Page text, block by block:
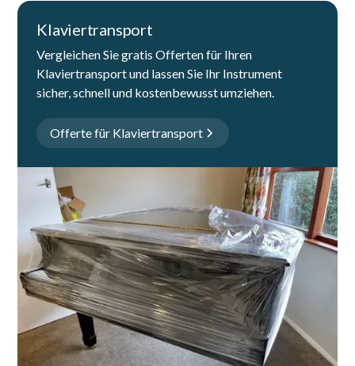
Klaviertransport
Vergleichen Sie gratis Offerten für Ihren
Klaviertransport und lassen Sie Ihr Instrument
sicher, schnell und kostenbewusst umziehen.
Offerte für Klaviertransport